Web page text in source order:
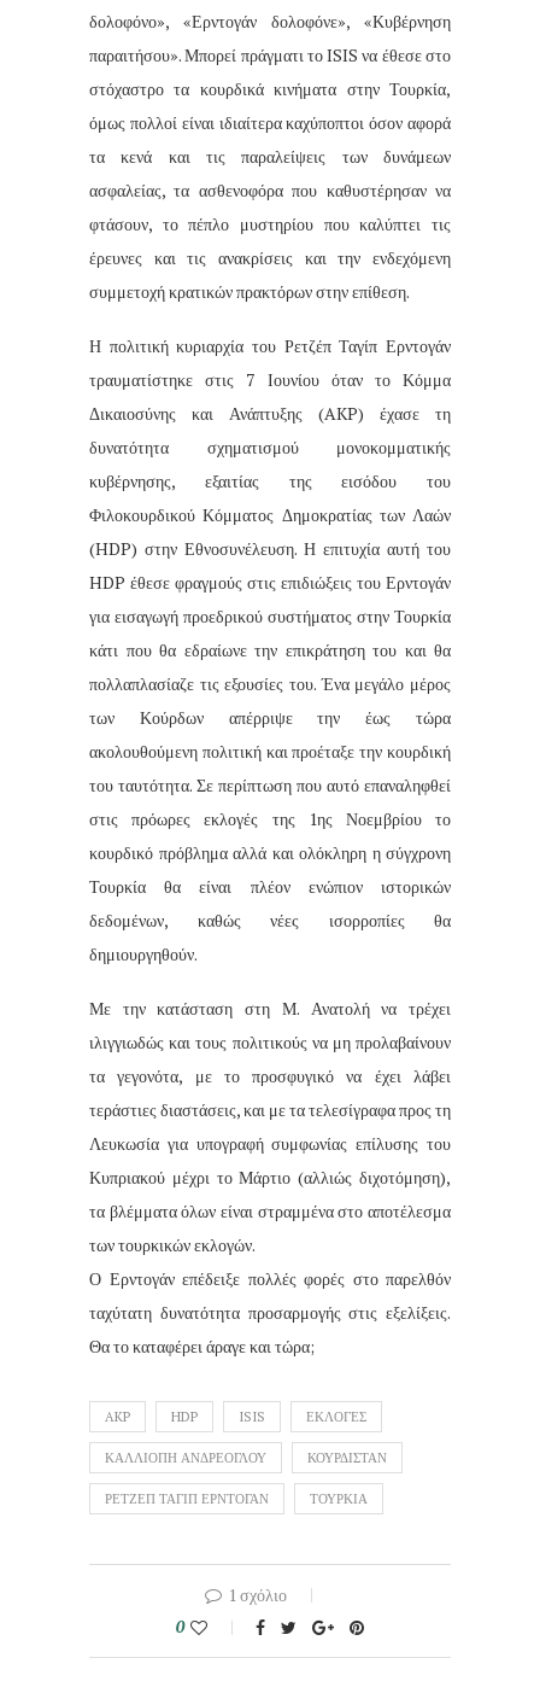
δολοφόνο», «Ερντογάν δολοφόνε», «Κυβέρνηση
παραιτήσου». Μπορεί πράγματι το ISIS να έθεσε στο
στόχαστρο τα κουρδικά κινήματα στην Τουρκία,
όμως πολλοί είναι ιδιαίτερα καχύποπτοι όσον αφορά
τα κενά και τις παραλείψεις των δυνάμεων
ασφαλείας, τα ασθενοφόρα που καθυστέρησαν να
φτάσουν, το πέπλο μυστηρίου που καλύπτει τις
έρευνες και τις ανακρίσεις και την ενδεχόμενη
συμμετοχή κρατικών πρακτόρων στην επίθεση.
Η πολιτική κυριαρχία του Ρετζέπ Ταγίπ Ερντογάν
τραυματίστηκε στις 7 Ιουνίου όταν το Κόμμα
Δικαιοσύνης και Ανάπτυξης (AKP) έχασε τη
δυνατότητα σχηματισμού μονοκομματικής
κυβέρνησης, εξαιτίας της εισόδου του
Φιλοκουρδικού Κόμματος Δημοκρατίας των Λαών
(HDP) στην Εθνοσυνέλευση. Η επιτυχία αυτή του
HDP έθεσε φραγμούς στις επιδιώξεις του Ερντογάν
για εισαγωγή προεδρικού συστήματος στην Τουρκία
κάτι που θα εδραίωνε την επικράτηση του και θα
πολλαπλασίαζε τις εξουσίες του. Ένα μεγάλο μέρος
των Κούρδων απέρριψε την έως τώρα
ακολουθούμενη πολιτική και προέταξε την κουρδική
του ταυτότητα. Σε περίπτωση που αυτό επαναληφθεί
στις πρόωρες εκλογές της 1ης Νοεμβρίου το
κουρδικό πρόβλημα αλλά και ολόκληρη η σύγχρονη
Τουρκία θα είναι πλέον ενώπιον ιστορικών
δεδομένων, καθώς νέες ισορροπίες θα
δημιουργηθούν.
Με την κατάσταση στη Μ. Ανατολή να τρέχει
ιλιγγιωδώς και τους πολιτικούς να μη προλαβαίνουν
τα γεγονότα, με το προσφυγικό να έχει λάβει
τεράστιες διαστάσεις, και με τα τελεσίγραφα προς τη
Λευκωσία για υπογραφή συμφωνίας επίλυσης του
Κυπριακού μέχρι το Μάρτιο (αλλιώς διχοτόμηση),
τα βλέμματα όλων είναι στραμμένα στο αποτέλεσμα
των τουρκικών εκλογών.
Ο Ερντογάν επέδειξε πολλές φορές στο παρελθόν
ταχύτατη δυνατότητα προσαρμογής στις εξελίξεις.
Θα το καταφέρει άραγε και τώρα;
AKP HDP ISIS ΕΚΛΟΓΕΣ
ΚΑΛΛΙΟΠΗ ΑΝΔΡΕΟΓΛΟΥ ΚΟΥΡΔΙΣΤΑΝ
ΡΕΤΖΕΠ ΤΑΓΙΠ ΕΡΝΤΟΓΑΝ ΤΟΥΡΚΙΑ
1 σχόλιο
0